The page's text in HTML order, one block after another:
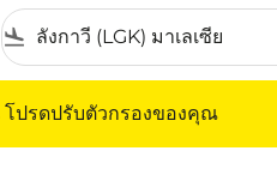
flight_land
ปรดปรับตัวกรองของคุณ